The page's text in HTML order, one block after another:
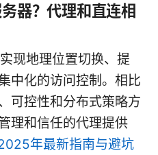
器？代理和直连相
现地理位置切换、提
中化的访问控制。相比
可控性和分布式策略方
理和信任的代理提供
年最新指南与避坑